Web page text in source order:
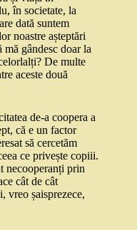
în societate, la
dată suntem
noastre așteptări
gândesc doar la
De multe
aceste două
de-a coopera a
că e un factor
să cercetăm
ce privește copiii.
necooperanți prin
cât de cât
vreo șaisprezece,